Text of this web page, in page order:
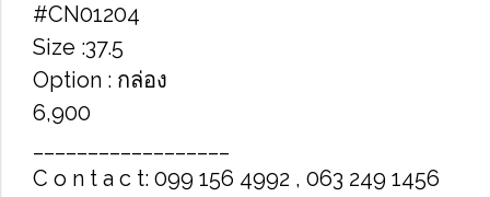
#CN01204
Size :37.5
Option : กล่อง
6,900
C o n t a c t: 099 156 4992 , 063 249 1456